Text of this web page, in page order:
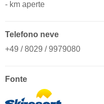
- km aperte
Telefono neve
+49 / 8029 / 9979080
Fonte